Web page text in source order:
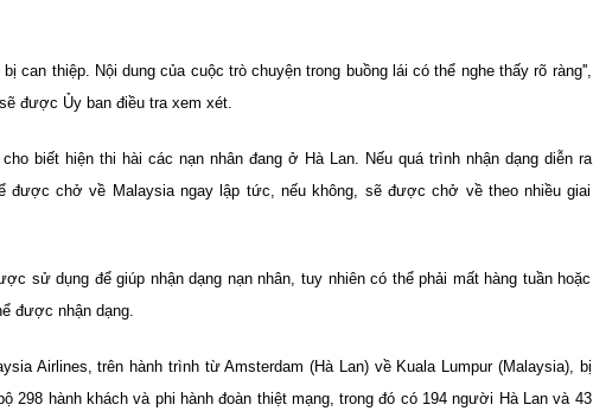
can thiệp. Nội dung của cuộc trò chuyện trong buồng lái có thể nghe thấy rõ ràng'',
được Ủy ban điều tra xem xét.
biết hiện thi hài các nạn nhân đang ở Hà Lan. Nếu quá trình nhận dạng diễn ra
được chở về Malaysia ngay lập tức, nếu không, sẽ được chở về theo nhiều giai
sử dụng để giúp nhận dạng nạn nhân, tuy nhiên có thể phải mất hàng tuần hoặc
được nhận dạng.
Airlines, trên hành trình từ Amsterdam (Hà Lan) về Kuala Lumpur (Malaysia), bị
298 hành khách và phi hành đoàn thiệt mạng, trong đó có 194 người Hà Lan và 43